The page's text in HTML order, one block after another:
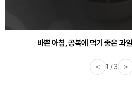
바쁜 아침, 공복에 먹기 좋은 과
< 1 / 3 >